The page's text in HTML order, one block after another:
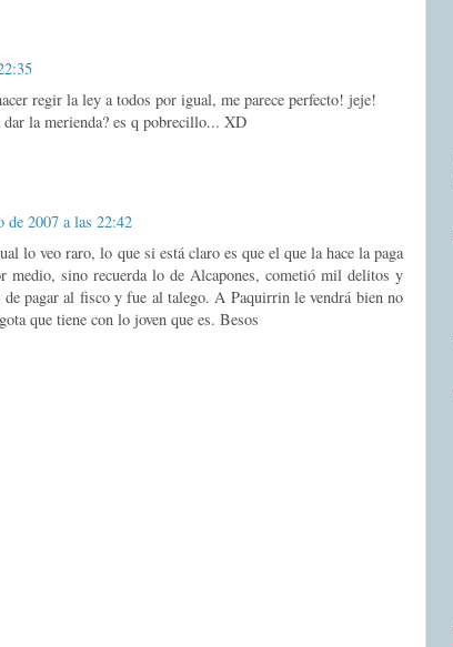
regir la ley a todos por igual, me parece perfecto! jeje!
la merienda? es q pobrecillo... XD
de 2007 a las 22:42
lo veo raro, lo que si está claro es que el que la hace la paga
medio, sino recuerda lo de Alcapones, cometió mil delitos y
pagar al fisco y fue al talego. A Paquirrin le vendrá bien no
que tiene con lo joven que es. Besos